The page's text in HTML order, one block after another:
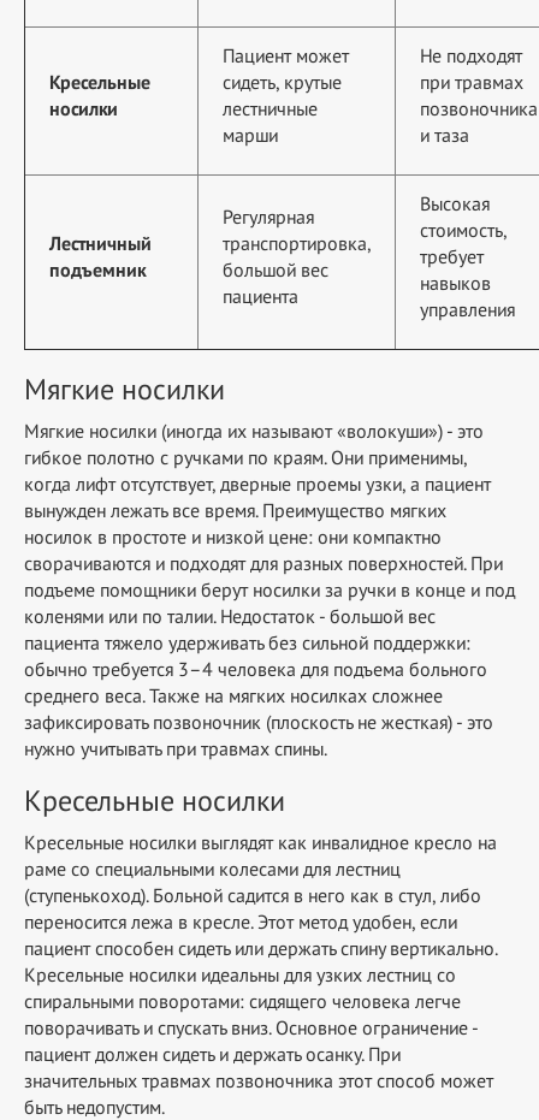
Кресельные
носилки
Пациент может
сидеть, крутые
лестничные
марши
Не подходят
при травмах
позвоночника
и таза
Лестничный
подъемник
Регулярная
транспортировка,
большой вес
пациента
Высокая
стоимость,
требует
навыков
управления
Мягкие носилки
Мягкие носилки (иногда их называют «волокуши») - это
гибкое полотно с ручками по краям. Они применимы,
когда лифт отсутствует, дверные проемы узки, а пациент
вынужден лежать все время. Преимущество мягких
носилок в простоте и низкой цене: они компактно
сворачиваются и подходят для разных поверхностей. При
подъеме помощники берут носилки за ручки в конце и под
коленями или по талии. Недостаток - большой вес
пациента тяжело удерживать без сильной поддержки:
обычно требуется 3–4 человека для подъема больного
среднего веса. Также на мягких носилках сложнее
зафиксировать позвоночник (плоскость не жесткая) - это
нужно учитывать при травмах спины.
Кресельные носилки
Кресельные носилки выглядят как инвалидное кресло на
раме со специальными колесами для лестниц
(ступенькоход). Больной садится в него как в стул, либо
переносится лежа в кресле. Этот метод удобен, если
пациент способен сидеть или держать спину вертикально.
Кресельные носилки идеальны для узких лестниц со
спиральными поворотами: сидящего человека легче
поворачивать и спускать вниз. Основное ограничение -
пациент должен сидеть и держать осанку. При
значительных травмах позвоночника этот способ может
быть недопустим.